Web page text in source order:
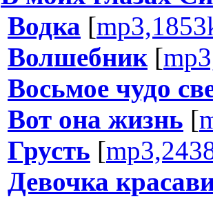
Водка [
Волшебник[
Восьмое чудо
Вот она жизнь [
Грусть [
Девочка